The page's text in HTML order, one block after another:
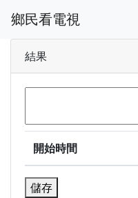
鄉民看電視
結果
開始時間
儲存